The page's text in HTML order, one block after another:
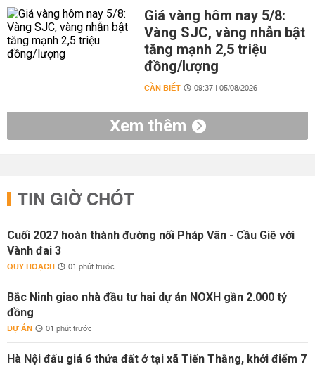
Giá vàng hôm nay 5/8:
Vàng SJC, vàng nhẫn bật
tăng mạnh 2,5 triệu
đồng/lượng
CẦN BIẾT 09:37 | 05/08/2026
Xem thêm
TIN GIỜ CHÓT
Cuối 2027 hoàn thành đường nối Pháp Vân - Cầu Giẽ với
Vành đai 3
QUY HOẠCH 01 phút trước
Bắc Ninh giao nhà đầu tư hai dự án NOXH gần 2.000 tỷ
đồng
DỰ ÁN 01 phút trước
Hà Nội đấu giá 6 thửa đất ở tại xã Tiến Thắng, khởi điểm 7